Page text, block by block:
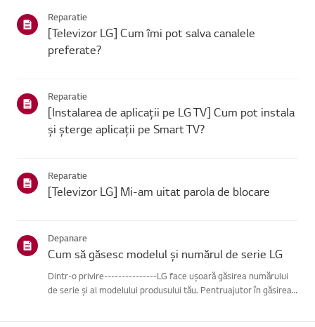
Reparatie
[Televizor LG] Cum îmi pot salva canalele
preferate?
Reparatie
[Instalarea de aplicații pe LG TV] Cum pot instala
și șterge aplicații pe Smart TV?
Reparatie
[Televizor LG] Mi-am uitat parola de blocare
Depanare
Cum să găsesc modelul și numărul de serie LG
Dintr-o privire---------------LG face ușoară găsirea numărului
de serie și al modelului produsului tău. Pentruajutor în găsirea